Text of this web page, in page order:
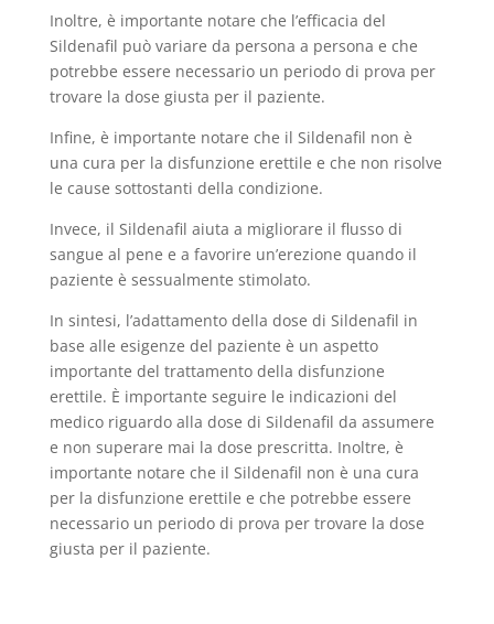
Inoltre, è importante notare che l’efficacia del
Sildenafil può variare da persona a persona e che
potrebbe essere necessario un periodo di prova per
trovare la dose giusta per il paziente.
Infine, è importante notare che il Sildenafil non è
una cura per la disfunzione erettile e che non risolve
le cause sottostanti della condizione.
Invece, il Sildenafil aiuta a migliorare il flusso di
sangue al pene e a favorire un’erezione quando il
paziente è sessualmente stimolato.
In sintesi, l’adattamento della dose di Sildenafil in
base alle esigenze del paziente è un aspetto
importante del trattamento della disfunzione
erettile. È importante seguire le indicazioni del
medico riguardo alla dose di Sildenafil da assumere
e non superare mai la dose prescritta. Inoltre, è
importante notare che il Sildenafil non è una cura
per la disfunzione erettile e che potrebbe essere
necessario un periodo di prova per trovare la dose
giusta per il paziente.